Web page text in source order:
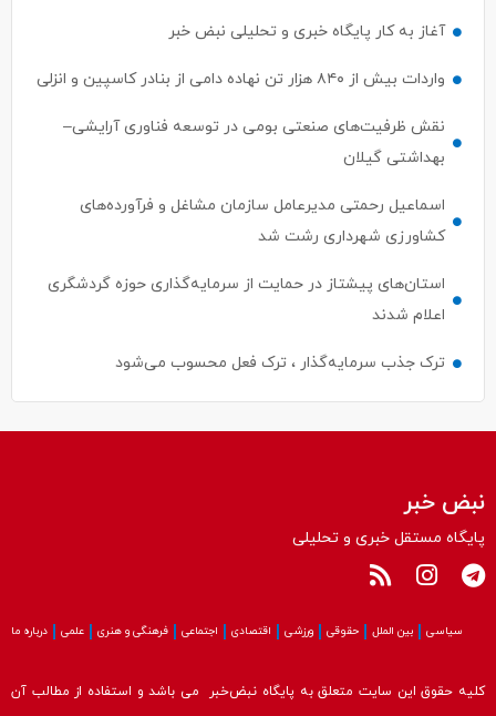
واردات بیش از ۸۴۰ هزار تن نهاده دامی از بنادر كاسپین و انزلی
نقش ظرفیت‌های صنعتی بومی در توسعه فناوری آرایشی–
بهداشتی گیلان
اسماعیل رحمتی مدیرعامل سازمان مشاغل و فرآورده‌های
استان‌های پیشتاز در حمایت از سرمایه‌گذاری حوزه گردشگری
ترک جذب سرمایه‌گذار ، ترک فعل محسوب می‌شود
پایگاه مستقل خبری و تحلیلی
سیاسی بین الملل